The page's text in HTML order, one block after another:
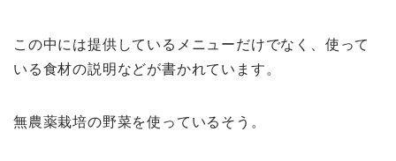
この中には提供しているメニューだけでなく、使って
いる食材の説明などが書かれています。
無農薬栽培の野菜を使っているそう。